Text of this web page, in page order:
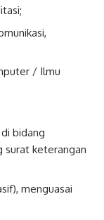
/ Ilmu
bidang
surat keterangan
menguasai